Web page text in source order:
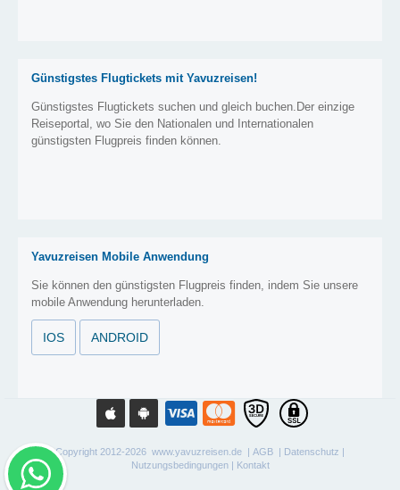
Günstigstes Flugtickets mit Yavuzreisen!
Günstigstes Flugtickets suchen und gleich buchen.Der einzige
Reiseportal, wo Sie den Nationalen und Internationalen
günstigsten Flugpreis finden können.
Yavuzreisen Mobile Anwendung
Sie können den günstigsten Flugpreis finden, indem Sie unsere
mobile Anwendung herunterladen.
IOS ANDROID
Copyright 2012-2026 www.yavuzreisen.de | AGB | Datenschutz |
Nutzungsbedingungen| Kontakt